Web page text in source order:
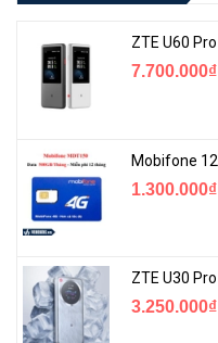
7.700.000₫
1.300.000₫
3.250.000₫